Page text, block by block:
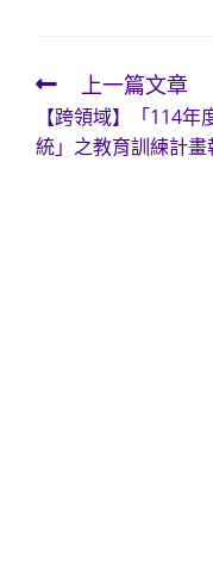
Read
more
articles
上一篇文章
【跨領域】「114
統」之教育訓練計